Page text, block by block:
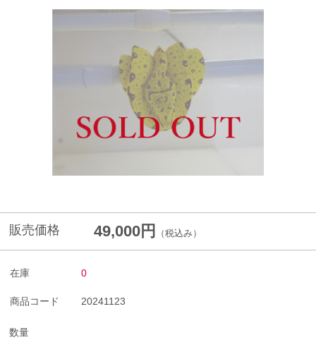
販売価格 49,000円 （税込み）
在庫 0
商品コード 20241123
数量